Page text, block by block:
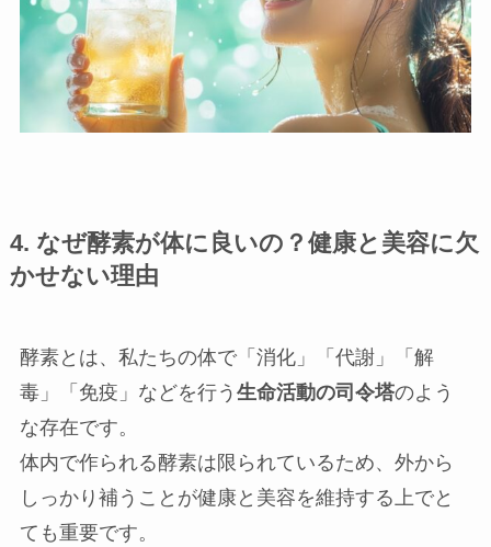
4. なぜ酵素が体に良いの？健康と美容に欠
かせない理由
酵素とは、私たちの体で「消化」「代謝」「解
毒」「免疫」などを行う 生命活動の司令塔のよう
な存在です。
体内で作られる酵素は限られているため、外から
しっかり補うことが健康と美容を維持する上でと
ても重要です。